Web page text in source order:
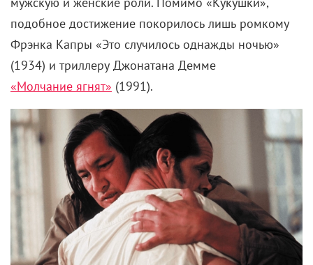
подобное достижение покорилось лишь ромкому
Фрэнка Капры «Это случилось однажды ночью»
(1934) и триллеру Джонатана Демме
«Молчание ягнят» (1991).